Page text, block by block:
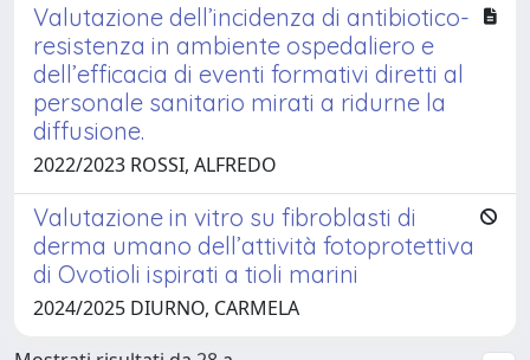
Valutazione dell’incidenza di antibiotico-
resistenza in ambiente ospedaliero e
dell’efficacia di eventi formativi diretti al
personale sanitario mirati a ridurne la
diffusione.
2022/2023 ROSSI, ALFREDO
Valutazione in vitro su fibroblasti di
derma umano dell’attività fotoprotettiva
di Ovotioli ispirati a tioli marini
2024/2025 DIURNO, CARMELA